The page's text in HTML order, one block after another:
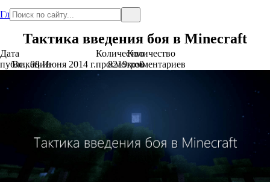
Главная
Тактика введения боя в Minecraft
Дата
публикации
Вс., 08 Июня 2014 г.
Количество
просмотров
8219
Количество
комментариев
0